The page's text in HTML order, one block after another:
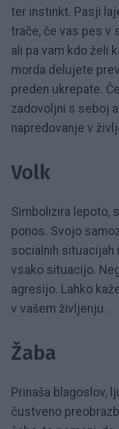
ter instinkt. Pasji
trače, če vas pes v
ali pa vam kdo želi
morda delujete
preden ukrepate.
zadovoljni s seboj
napredovanje v
Volk
Simbolizira lepoto,
ponos. Svojo
socialnih situacijah
vsako situacijo.
agresijo. Lahko
v vašem življenju.
Žaba
Prinaša blagoslov,
čustveno